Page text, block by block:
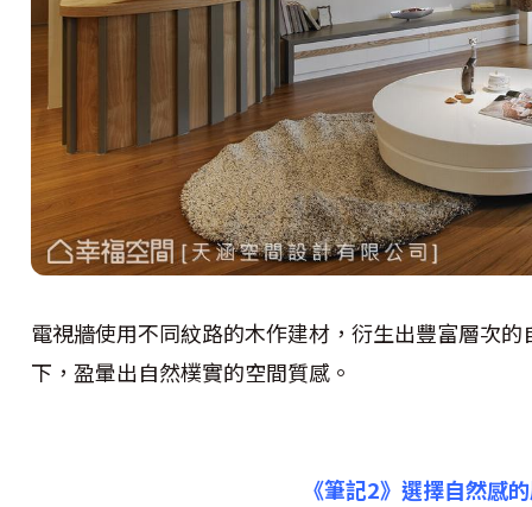
電視牆使用不同紋路的木作建材，衍生出豐富層次
下，盈暈出自然樸實的空間質感。
《筆記2》選擇自然感